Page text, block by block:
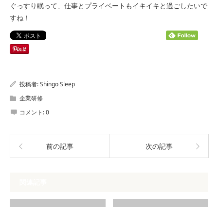
ぐっすり眠って、仕事とプライベートもイキイキと過ごしたいで
すね！
投稿者:Shingo Sleep
企業研修
コメント:0
前の記事 次の記事